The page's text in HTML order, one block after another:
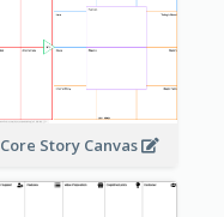
Core Story Canvas